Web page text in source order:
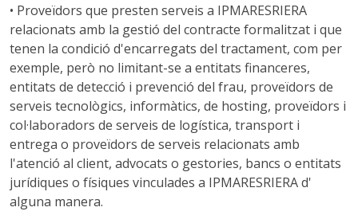
• Proveïdors que presten serveis a IPMARESRIERA
relacionats amb la gestió del contracte formalitzat i que
tenen la condició d'encarregats del tractament, com per
exemple, però no limitant-se a entitats financeres,
entitats de detecció i prevenció del frau, proveïdors de
serveis tecnològics, informàtics, de hosting, proveïdors i
col·laboradors de serveis de logística, transport i
entrega o proveïdors de serveis relacionats amb
l'atenció al client, advocats o gestories, bancs o entitats
jurídiques o físiques vinculades a IPMARESRIERA d'
alguna manera.